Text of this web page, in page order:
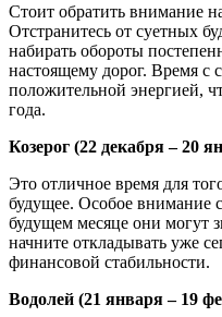
Стоит обратить внимание
Отстранитесь от суетных
набирать обороты
настоящему дорог. Время с
положительной энергией,
года.
Козерог (22 декабря – 20
Это отличное время для
будущее. Особое внимание
будущем месяце они могут
начните откладывать уже
финансовой стабильности.
Водолей (21 января – 19